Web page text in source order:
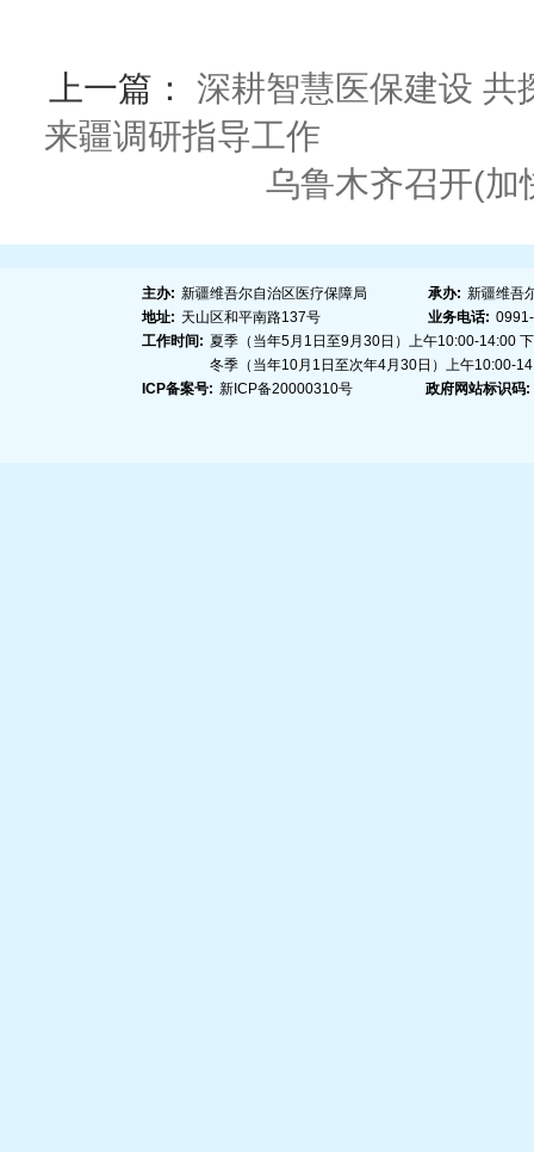
上一篇： 深耕智慧医保建设
来疆调研指导工作
乌鲁木齐召开(加
主办: 新疆维吾尔自治区医疗保障局 承办: 新疆维吾
地址: 天山区和平南路137号 业务电话:
工作时间: 夏季（当年5月1日至9月30日）上午10:00-14:00
冬季（当年10月1日至次年4月30日）上午10:00-
ICP备案号: 新ICP备20000310号 政府网站标识码: